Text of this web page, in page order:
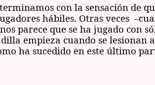
con la sensación de
hábiles. Otras veces
parece que se ha jugado con
empieza cuando se lesionan
ha sucedido en este último